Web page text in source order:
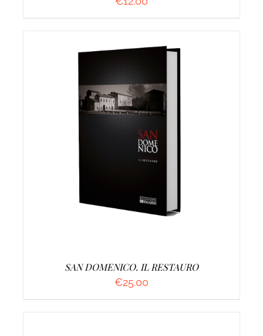
AGGIUNGI AL CARRELLO /
SAN DOMENICO. IL RESTAURO
€25.00